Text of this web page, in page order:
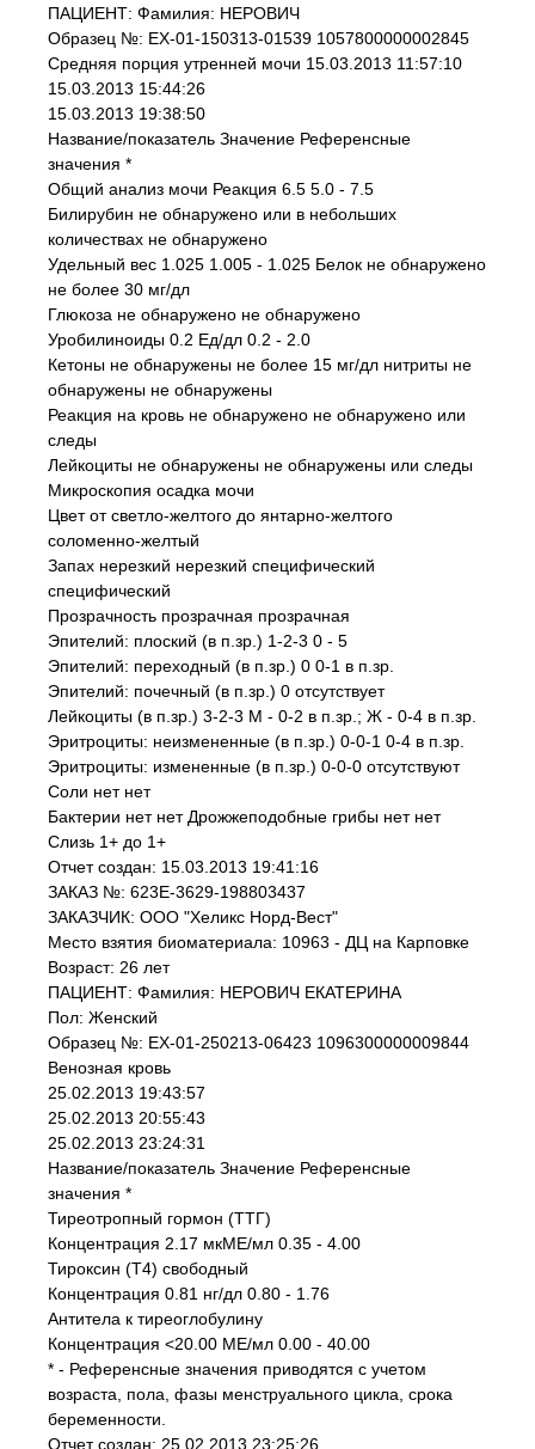
ПАЦИЕНТ: Фамилия: НЕРОВИЧ
Образец №: EX-01-150313-01539 1057800000002845
Средняя порция утренней мочи 15.03.2013 11:57:10
15.03.2013 15:44:26
15.03.2013 19:38:50
Название/показатель Значение Референсные
значения *
Общий анализ мочи Реакция 6.5 5.0 - 7.5
Билирубин не обнаружено или в небольших
количествах не обнаружено
Удельный вес 1.025 1.005 - 1.025 Белок не обнаружено
не более 30 мг/дл
Глюкоза не обнаружено не обнаружено
Уробилиноиды 0.2 Ед/дл 0.2 - 2.0
Кетоны не обнаружены не более 15 мг/дл нитриты не
обнаружены не обнаружены
Реакция на кровь не обнаружено не обнаружено или
следы
Лейкоциты не обнаружены не обнаружены или следы
Микроскопия осадка мочи
Цвет от светло-желтого до янтарно-желтого
соломенно-желтый
Запах нерезкий нерезкий специфический
специфический
Прозрачность прозрачная прозрачная
Эпителий: плоский (в п.зр.) 1-2-3 0 - 5
Эпителий: переходный (в п.зр.) 0 0-1 в п.зр.
Эпителий: почечный (в п.зр.) 0 отсутствует
Лейкоциты (в п.зр.) 3-2-3 М - 0-2 в п.зр.; Ж - 0-4 в п.зр.
Эритроциты: неизмененные (в п.зр.) 0-0-1 0-4 в п.зр.
Эритроциты: измененные (в п.зр.) 0-0-0 отсутствуют
Соли нет нет
Бактерии нет нет Дрожжеподобные грибы нет нет
Слизь 1+ до 1+
Отчет создан: 15.03.2013 19:41:16
ЗАКАЗ №: 623E-3629-198803437
ЗАКАЗЧИК: ООО "Хеликс Норд-Вест"
Место взятия биоматериала: 10963 - ДЦ на Карповке
Возраст: 26 лет
ПАЦИЕНТ: Фамилия: НЕРОВИЧ ЕКАТЕРИНА
Пол: Женский
Образец №: EX-01-250213-06423 1096300000009844
Венозная кровь
25.02.2013 19:43:57
25.02.2013 20:55:43
25.02.2013 23:24:31
Название/показатель Значение Референсные
значения *
Тиреотропный гормон (ТТГ)
Концентрация 2.17 мкМЕ/мл 0.35 - 4.00
Тироксин (Т4) свободный
Концентрация 0.81 нг/дл 0.80 - 1.76
Антитела к тиреоглобулину
Концентрация <20.00 МЕ/мл 0.00 - 40.00
* - Референсные значения приводятся с учетом
возраста, пола, фазы менструального цикла, срока
беременности.
Отчет создан: 25.02.2013 23:25:26